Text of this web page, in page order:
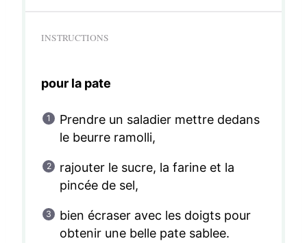
INSTRUCTIONS
pour la pate
Prendre un saladier mettre dedans
le beurre ramolli,
rajouter le sucre, la farine et la
pincée de sel,
bien écraser avec les doigts pour
obtenir une belle pate sablee.